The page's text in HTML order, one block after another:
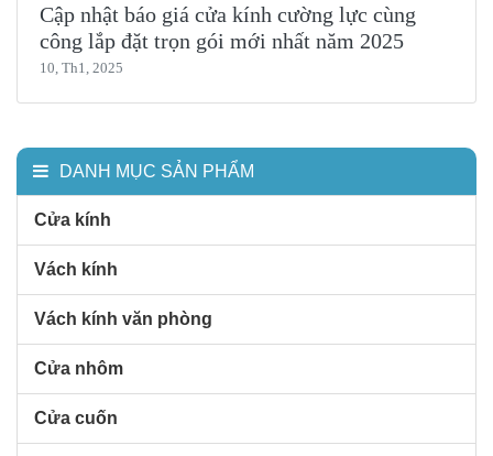
Cập nhật báo giá cửa kính cường lực cùng
công lắp đặt trọn gói mới nhất năm 2025
10, Th1, 2025
DANH MỤC SẢN PHẨM
Cửa kính
Vách kính
Vách kính văn phòng
Cửa nhôm
Cửa cuốn